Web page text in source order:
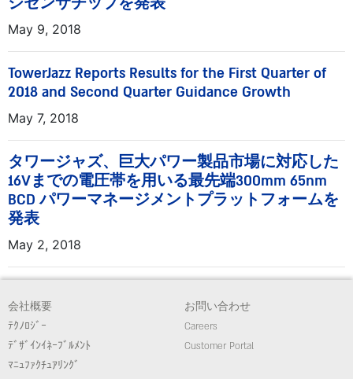
May 9, 2018
TowerJazz Reports Results for the First Quarter of
2018 and Second Quarter Guidance Growth
May 7, 2018
タワージャズ、巨大パワー製品市場に対応した
16Vまでの電圧帯を用いる最先端300mm 65nm
BCD パワーマネージメントプラットフォームを
発表
May 2, 2018
会社概要
ﾃｸﾉﾛｼﾞｰ
ﾃﾞｻﾞｲﾝｲﾈｰﾌﾞﾙﾒﾝﾄ
ﾏﾆｭﾌｧｸﾁｭｱﾘﾝｸﾞ
お問い合わせ
Careers
Customer Portal